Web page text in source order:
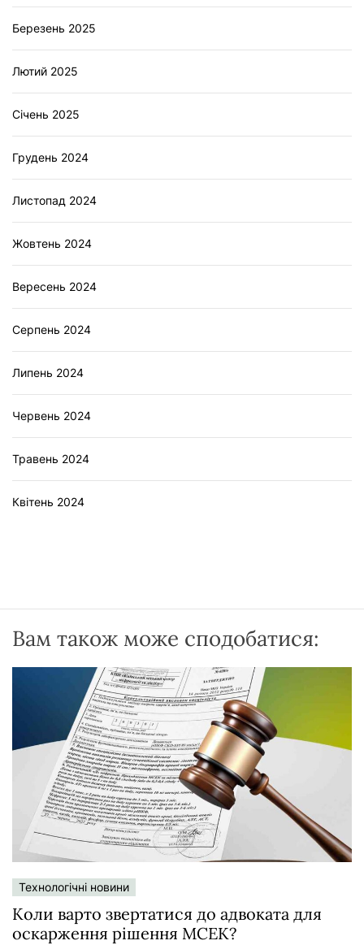
Березень 2025
Лютий 2025
Січень 2025
Грудень 2024
Листопад 2024
Жовтень 2024
Вересень 2024
Серпень 2024
Липень 2024
Червень 2024
Травень 2024
Квітень 2024
Вам також може сподобатися:
Технологічні новини
Коли варто звертатися до адвоката для
оскарження рішення МСЕК?